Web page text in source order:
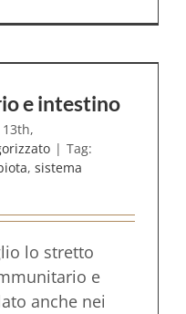
e intestino
| Tag:
, sistema
lo stretto
e
anche nei